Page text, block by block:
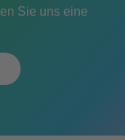
Sie uns eine